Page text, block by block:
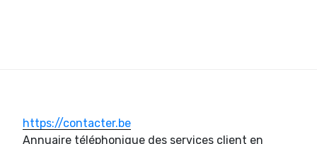
https://contacter.be
Annuaire téléphonique des services client en